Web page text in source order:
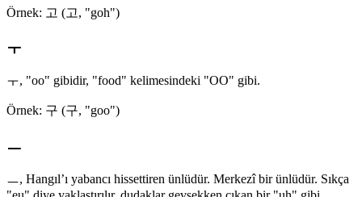
Örnek: 고 (고, "goh")
ㅜ
ㅜ, "oo" gibidir, "food" kelimesindeki "OO" gibi.
Örnek: 구 (구, "goo")
ㅡ
ㅡ, Hangıl’ı yabancı hissettiren ünlüdür. Merkezî bir ünlüdür. Sıkça